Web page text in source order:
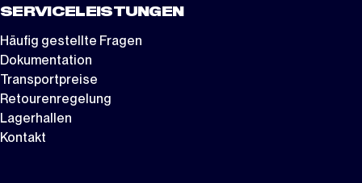
SERVICELEISTUNGEN
Häufig gestellte Fragen
Dokumentation
Transportpreise
Retourenregelung
Lagerhallen
Kontakt